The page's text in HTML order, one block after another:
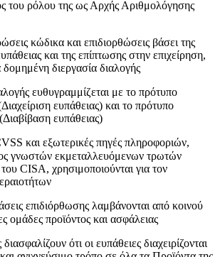
του ρόλου της ως Αρχής Αριθμολόγησης
κώδικα και επιδιορθώσεις βάσει της
και της επίπτωσης στην επιχείρηση,
διεργασία διαλογής
ευθυγραμμίζεται με το πρότυπο
ευπάθειας) και το πρότυπο
ευπάθειας)
και εξωτερικές πηγές πληροφοριών,
γνωστών εκμεταλλευόμενων τρωτών
CISA, χρησιμοποιούνται για τον
επιδιόρθωσης λαμβάνονται από κοινού
ομάδες προϊόντος και ασφάλειας
ότι οι ευπάθειες διαχειρίζονται